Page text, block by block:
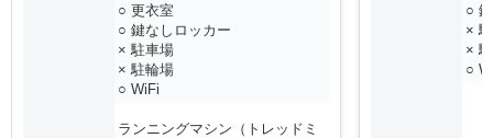
○ 更衣室
○ 鍵なしロッカー
× 駐車場
× 駐輪場
○ WiFi
ランニングマシン（トレッドミ
○
×
×
○